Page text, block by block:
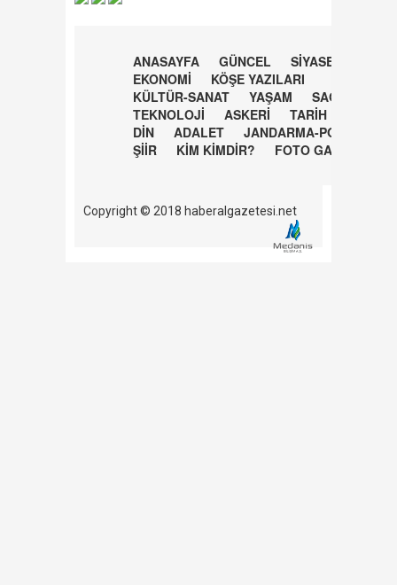
ANASAYFA GÜNCEL
SİYASET
EKONOMİ
KÖŞE YAZILARI
KÜLTÜR-SANAT
YAŞAM
SAĞLIK
TEKNOLOJİ
ASKERİ
TARİH
DİN
ADALET
JANDARMA-POLİS
ŞİİR
KİM KİMDİR? FOTO GALERİ
Copyright © 2018 haberalgazetesi.net